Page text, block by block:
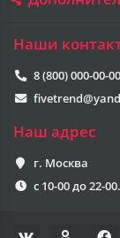
Наши
8 (800) 000-00-00
Наш адрес
г. Москва
с 10-00 до 22-